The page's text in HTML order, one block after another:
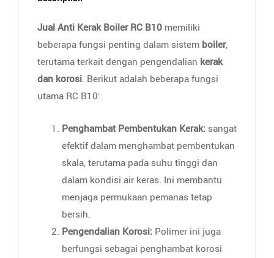
Jual Anti Kerak Boiler RC B10 memiliki
beberapa fungsi penting dalam sistem boiler,
terutama terkait dengan pengendalian kerak
dan korosi. Berikut adalah beberapa fungsi
utama RC B10:
Penghambat Pembentukan Kerak: sangat
efektif dalam menghambat pembentukan
skala, terutama pada suhu tinggi dan
dalam kondisi air keras. Ini membantu
menjaga permukaan pemanas tetap
bersih.
Pengendalian Korosi: Polimer ini juga
berfungsi sebagai penghambat korosi